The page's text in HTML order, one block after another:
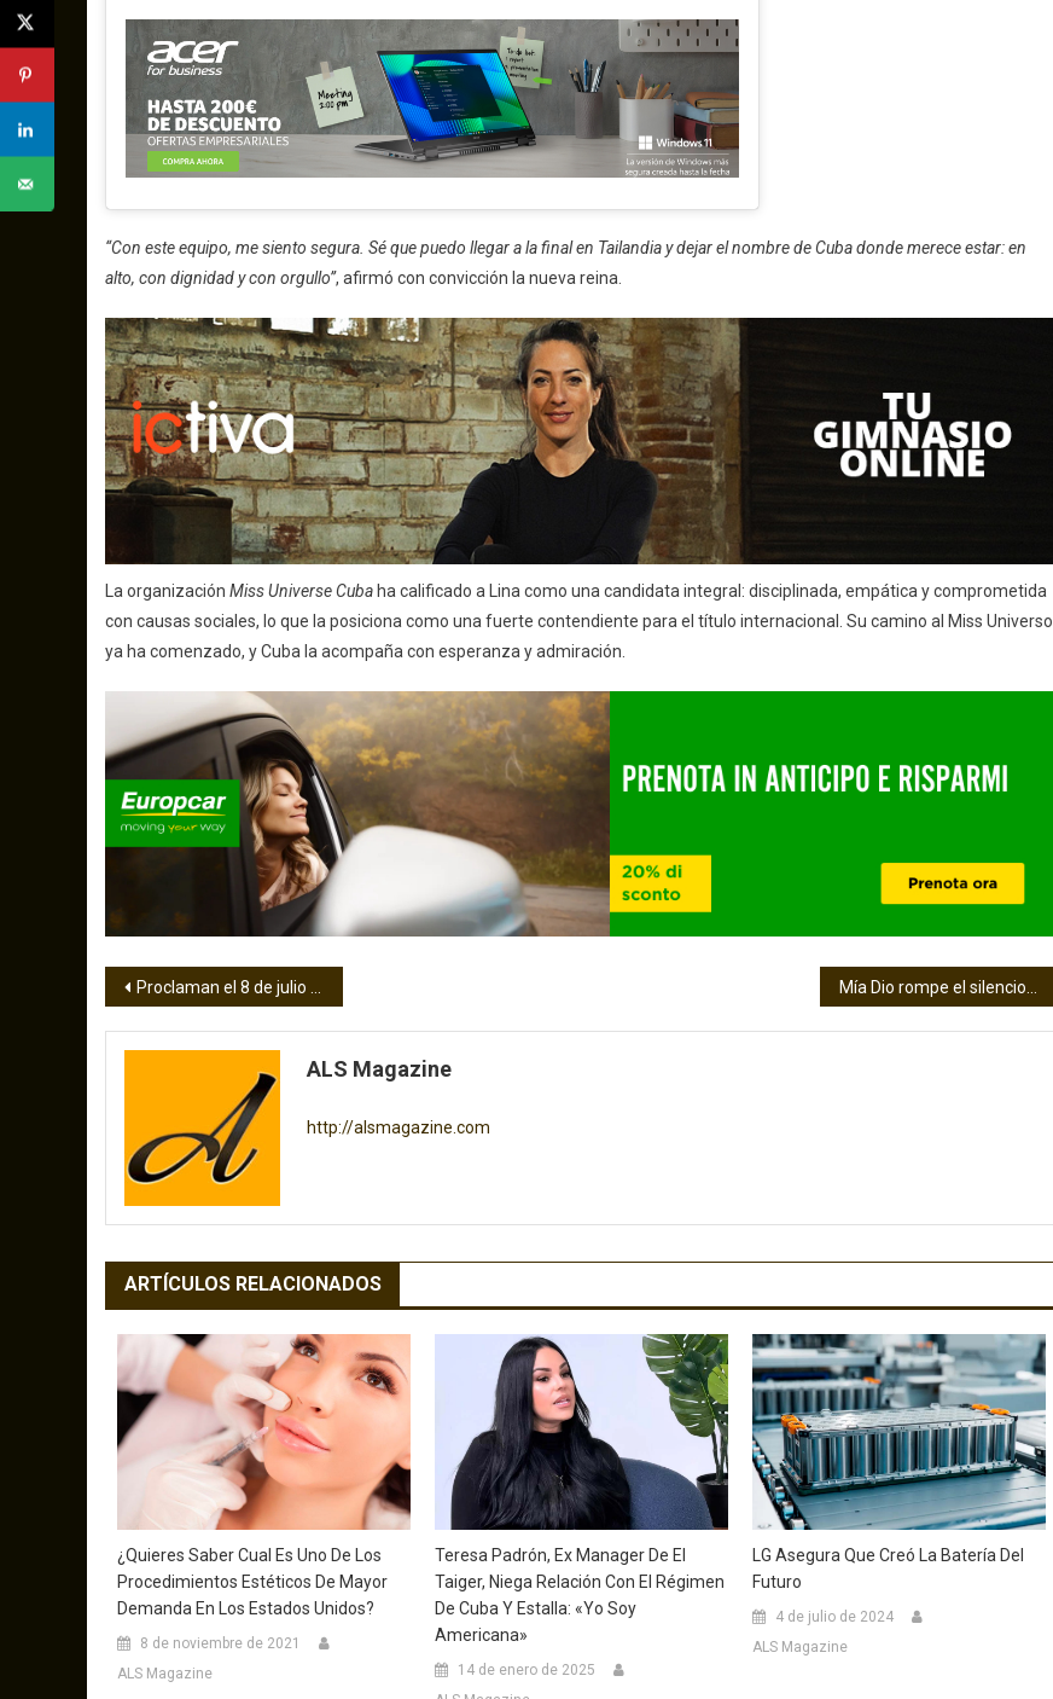
“Con este equipo, me siento segura. Sé que puedo llegar a la final en Tailandia y dejar el nombre de Cuba donde merece estar: en
alto, con dignidad y con orgullo”, afirmó con convicción la nueva reina.
La organización Miss Universe Cubaha calificado a Lina como una candidata integral: disciplinada, empática y comprometida
con causas sociales, lo que la posiciona como una fuerte contendiente para el título internacional. Su camino al Miss Universo
ya ha comenzado, y Cuba la acompaña con esperanza y admiración.
Navegación
de
entradas
Proclaman el 8 de julio ‘Día de Marianela Ancheta’ en el Condado de Miami-Dade: «Esto es más de lo que pude soñar»
ALS Magazine
http://alsmagazine.com
ARTÍCULOS RELACIONADOS
¿Quieres Saber Cual Es Uno De Los
Procedimientos Estéticos De Mayor
Demanda En Los Estados Unidos?
8 de noviembre de 2021
ALS Magazine
Teresa Padrón, Ex Manager De El
Taiger, Niega Relación Con El Régimen
De Cuba Y Estalla: «Yo Soy
Americana»
14 de enero de 2025
LG Asegura Que Creó La Batería Del
Futuro
4 de julio de 2024
ALS Magazine